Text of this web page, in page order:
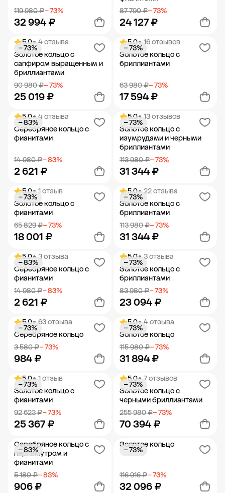
119 980 ₽− 73%
32 994 ₽
Добавить в корзину
87 790 ₽− 73%
24 127 ₽
Добавить в корзину
5.0• 4 отзыва
Золотое кольцо с
сапфиром выращенным и
бриллиантами
90 980 ₽− 73%
25 019 ₽
− 73%
Добавить в корзину
5.0• 16 отзывов
Золотое кольцо с
бриллиантами
63 980 ₽− 73%
17 594 ₽
− 73%
Добавить в корзину
5.0• 4 отзыва
Серебряное кольцо с
фианитами
14 980 ₽− 83%
2 621 ₽
− 83%
Добавить в корзину
5.0• 13 отзывов
Золотое кольцо с
изумрудами и черными
бриллиантами
113 980 ₽− 73%
31 344 ₽
− 73%
Добавить в корзину
5.0• 1 отзыв
Золотое кольцо с
фианитами
65 829 ₽− 73%
18 001 ₽
− 73%
Добавить в корзину
5.0• 22 отзыва
Золотое кольцо с
бриллиантами
113 980 ₽− 73%
31 344 ₽
− 73%
Добавить в корзину
5.0• 3 отзыва
Серебряное кольцо с
фианитами
14 980 ₽− 83%
2 621 ₽
− 83%
Добавить в корзину
5.0• 3 отзыва
Золотое кольцо с
бриллиантами
83 980 ₽− 73%
23 094 ₽
− 73%
Добавить в корзину
5.0• 63 отзыва
Серебряное кольцо
3 580 ₽− 73%
984 ₽
− 73%
Добавить в корзину
5.0• 4 отзыва
Золотое кольцо
115 980 ₽− 73%
31 894 ₽
− 73%
Добавить в корзину
5.0• 1 отзыв
Золотое кольцо с
фианитами
92 623 ₽− 73%
25 367 ₽
− 73%
Добавить в корзину
5.0• 7 отзывов
Золотое кольцо с
черными бриллиантами
255 980 ₽− 73%
70 394 ₽
− 73%
Добавить в корзину
Серебряное кольцо с
перламутром и
фианитами
5 180 ₽− 83%
906 ₽
− 83%
Золотое кольцо
116 916 ₽− 73%
32 096 ₽
− 73%